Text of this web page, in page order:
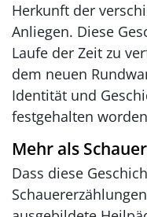
Herkunft der
Anliegen. Diese
Laufe der Zeit zu
dem neuen
Identität und
festgehalten
Mehr als
Dass diese